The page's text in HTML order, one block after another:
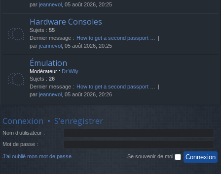
par jeannevol , 05 août 2026, 20:25
Hardware Consoles
Sujets : 55
Dernier message : How to get a second passport …
par jeannevol , 05 août 2026, 20:25
Émulation
Modérateur : Dr.Wily
Sujets : 26
Dernier message : How to get a second passport …
par jeannevol , 05 août 2026, 20:26
Connexion • S’enregistrer
Nom d’utilisateur :
Mot de passe :
J’ai oublié mon mot de passe Se souvenir de moi